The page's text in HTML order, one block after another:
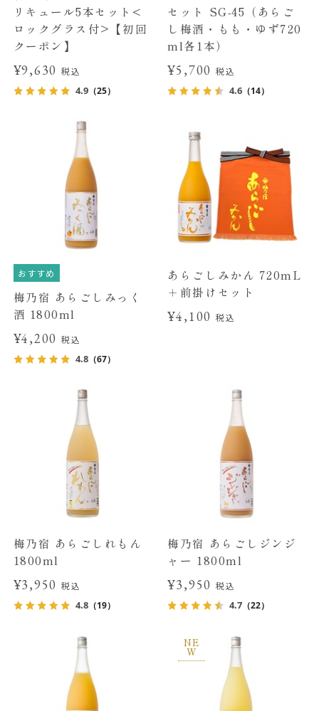
リキュール5本セット<
ロックグラス付>【初回
クーポン】
¥9,630税込
4.9（25）
セット SG-45（あらご
し梅酒・もも・ゆず720
ml各1本）
¥5,700 税込
4.6 （14）
おすすめ
梅乃宿 あらごしみっく
酒 1800ml
¥4,200税込
4.8（67）
あらごしみかん 720mL
＋前掛けセット
¥4,100 税込
梅乃宿 あらごしれもん
1800ml
¥3,950税込
4.8（19）
梅乃宿 あらごしジンジ
ャー 1800ml
¥3,950 税込
4.7 （22）
NE
W